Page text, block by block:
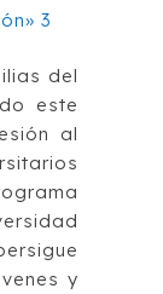
del
este
al
y